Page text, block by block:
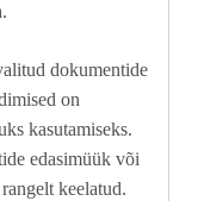
dokumentide
on
kasutamiseks.
edasimüük või
keelatud.